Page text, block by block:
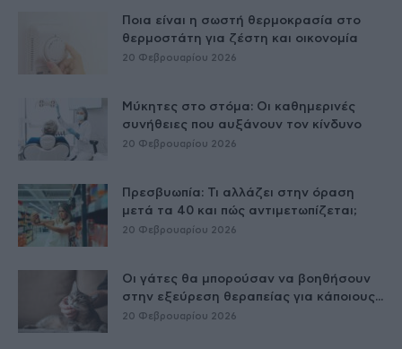
Ποια είναι η σωστή θερμοκρασία στο
θερμοστάτη για ζέστη και οικονομία
20 Φεβρουαρίου 2026
Μύκητες στο στόμα: Οι καθημερινές
συνήθειες που αυξάνουν τον κίνδυνο
20 Φεβρουαρίου 2026
Πρεσβυωπία: Τι αλλάζει στην όραση
μετά τα 40 και πώς αντιμετωπίζεται;
20 Φεβρουαρίου 2026
Οι γάτες θα μπορούσαν να βοηθήσουν
στην εξεύρεση θεραπείας για κάποιους...
20 Φεβρουαρίου 2026